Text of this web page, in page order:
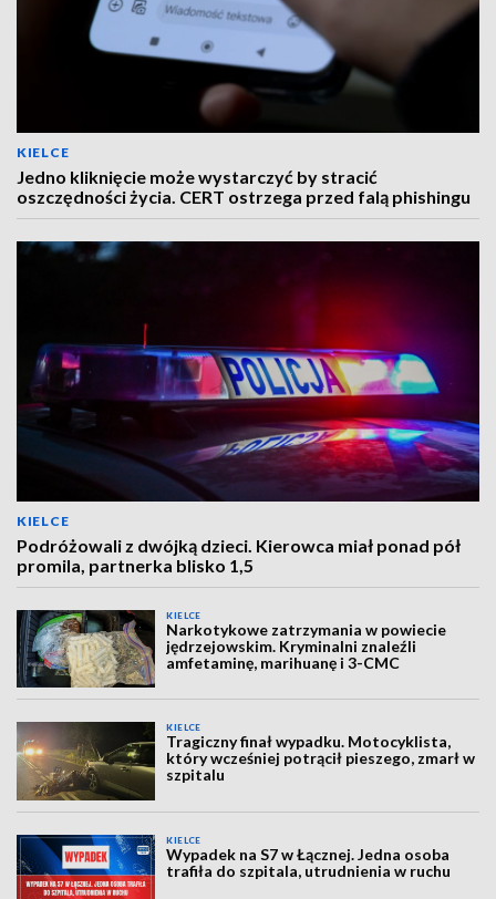
KIELCE
Jedno kliknięcie może wystarczyć by stracić
oszczędności życia. CERT ostrzega przed falą phishingu
KIELCE
Podróżowali z dwójką dzieci. Kierowca miał ponad pół
promila, partnerka blisko 1,5
KIELCE
Narkotykowe zatrzymania w powiecie
jędrzejowskim. Kryminalni znaleźli
amfetaminę, marihuanę i 3-CMC
KIELCE
Tragiczny finał wypadku. Motocyklista,
który wcześniej potrącił pieszego, zmarł w
szpitalu
KIELCE
Wypadek na S7 w Łącznej. Jedna osoba
trafiła do szpitala, utrudnienia w ruchu